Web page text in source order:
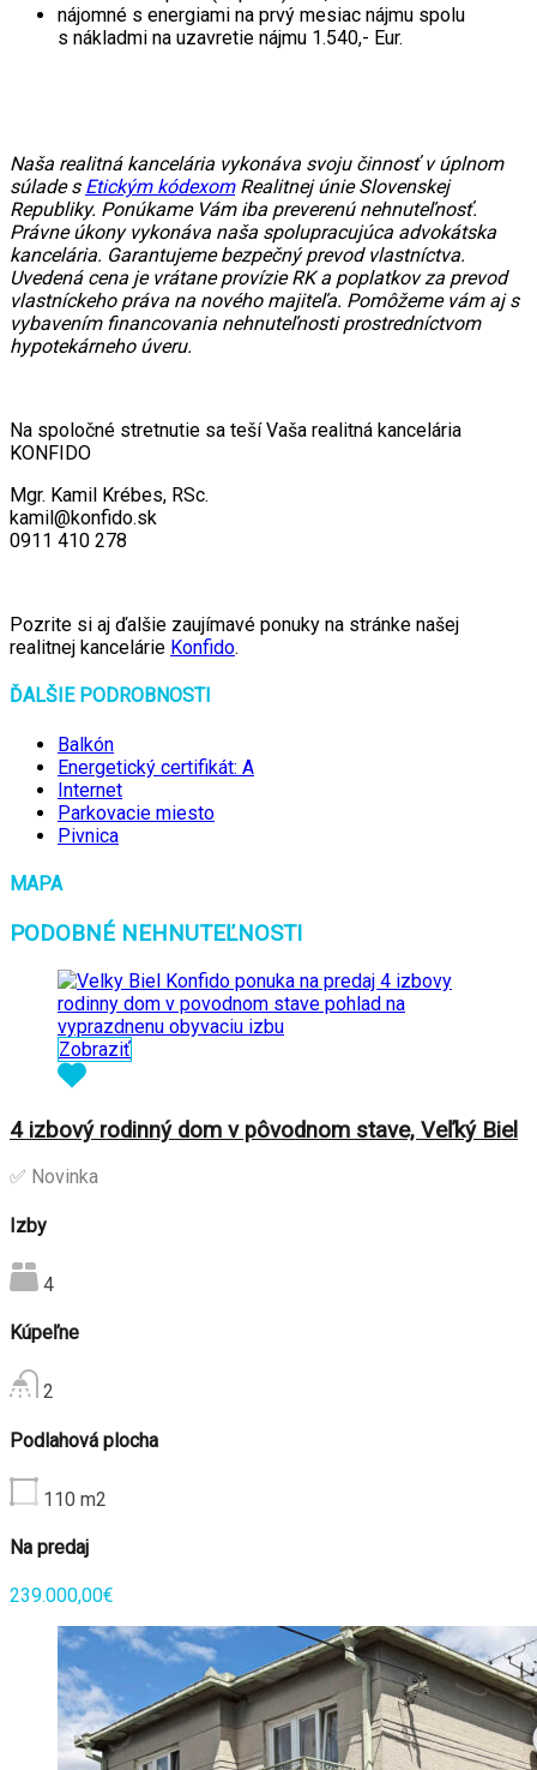
nájomné s energiami na prvý mesiac nájmu spolu
s nákladmi na uzavretie nájmu 1.540,- Eur.
Naša realitná kancelária vykonáva svoju činnosť v úplnom
súlade s Etickým kódexomRealitnej únie Slovenskej
Republiky. Ponúkame Vám iba preverenú nehnuteľnosť.
Právne úkony vykonáva naša spolupracujúca advokátska
kancelária. Garantujeme bezpečný prevod vlastníctva.
Uvedená cena je vrátane provízie RK a poplatkov za prevod
vlastníckeho práva na nového majiteľa. Pomôžeme vám aj s
vybavením financovania nehnuteľnosti prostredníctvom
hypotekárneho úveru.
Na spoločné stretnutie sa teší Vaša realitná kancelária
KONFIDO
Mgr. Kamil Krébes, RSc.
kamil@konfido.sk
0911 410 278
Pozrite si aj ďalšie zaujímavé ponuky na stránke našej
realitnej kancelárie Konfido.
ĎALŠIE PODROBNOSTI
Balkón
Energetický certifikát: A
Internet
Parkovacie miesto
Pivnica
MAPA
PODOBNÉ NEHNUTEĽNOSTI
Zobraziť
4 izbový rodinný dom v pôvodnom stave, Veľký Biel
✅ Novinka
Izby
4
Kúpeľne
2
Podlahová plocha
110 m2
Na predaj
239.000,00€